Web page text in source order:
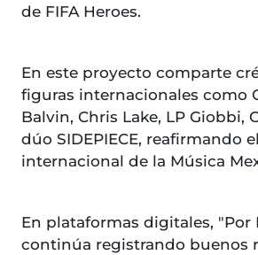
de FIFA Heroes.
En este proyecto comparte
figuras internacionales como
Balvin, Chris Lake, LP Giobbi,
dúo SIDEPIECE, reafirmando
internacional de la Música
En plataformas digitales, "Por
continúa registrando buenos